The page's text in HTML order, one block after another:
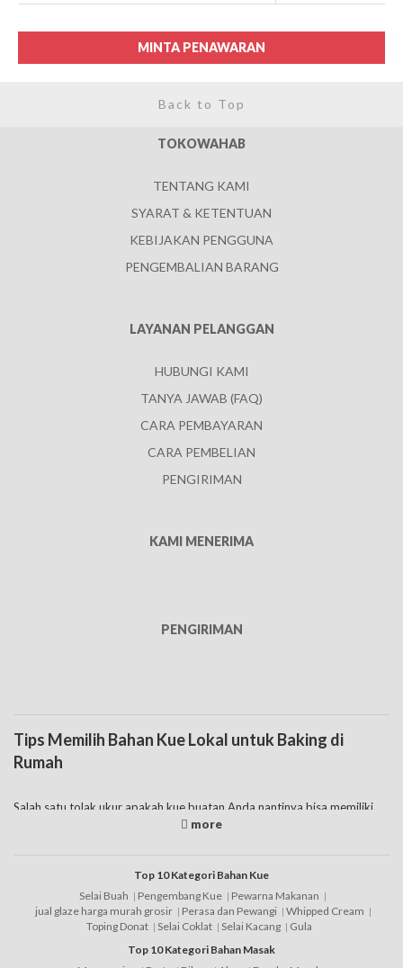
MINTA PENAWARAN
Back to Top
TOKOWAHAB
TENTANG KAMI
SYARAT & KETENTUAN
KEBIJAKAN PENGGUNA
PENGEMBALIAN BARANG
LAYANAN PELANGGAN
HUBUNGI KAMI
TANYA JAWAB (FAQ)
CARA PEMBAYARAN
CARA PEMBELIAN
PENGIRIMAN
KAMI MENERIMA
PENGIRIMAN
Tips Memilih Bahan Kue Lokal untuk Baking di
Rumah
Salah satu tolak ukur apakah kue buatan Anda nantinya bisa memiliki
cita rasa yang enak ataukah tidak, diantaranya adalah dari segi bahan
rasa yang lebih nikmat pada kue buatannya. Mengingat faktanya sendiri
bahan berkualitas juga akan mempengaruhi cita rasa dari sebuah
makanan. Untuk itu jangan ragu menggunakan produkbahan kue
terbaikguna menunjang kebutuhan baking Anda.
Hanya saja memang tak jarang beberapa orang untuk menghemat biaya
Top 10 Kategori Bahan Kue
Selai Buah
Pengembang Kue
Pewarna Makanan
jual glaze harga murah grosir
Perasa dan Pewangi
Whipped Cream
Toping Donat
Selai Coklat Selai Kacang
Gula
Top 10 Kategori Bahan Masak